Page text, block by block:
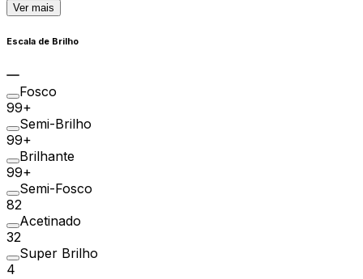
Ver mais
Escala de Brilho
Fosco
99+
Semi-Brilho
99+
Brilhante
99+
Semi-Fosco
82
Acetinado
32
Super Brilho
4